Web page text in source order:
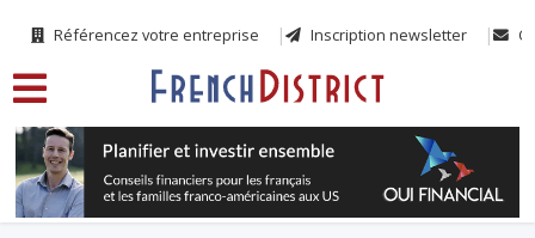
Référencez votre entreprise Inscription newsletter